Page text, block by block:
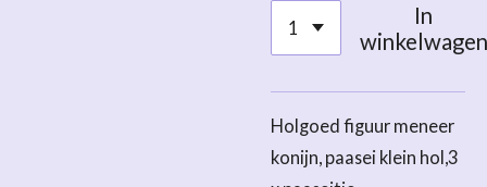
In
winkelwagen
Holgoed figuur meneer
konijn, paasei klein hol,3